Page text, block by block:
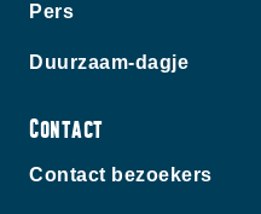
Pers
Duurzaam-dagje
Contact
Contact bezoekers